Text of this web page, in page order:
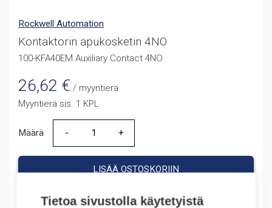
Tietoa sivustolla käytetyistä
Rockwell Automation
Kontaktorin apukosketin 4NO
100-KFA40EM Auxiliary Contact 4NO
26,62 € / myyntierä
Myyntierä sis. 1 KPL
Määrä
Määrä
LISÄÄ OSTOSKORIIN